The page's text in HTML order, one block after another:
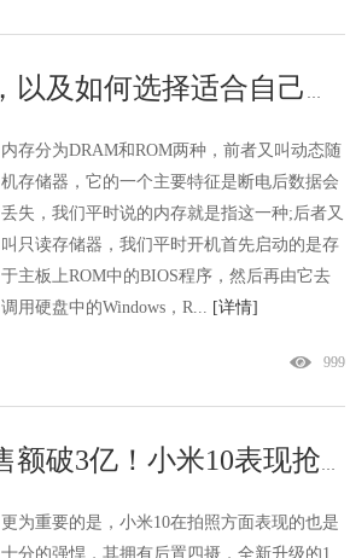
内存分为DRAM和ROM两种，前者又叫动态随
机存储器，它的一个主要特征是断电后数据会
丢失，我们平时说的内存就是指这一种;后者又
叫只读存储器，我们平时开机首先启动的是存
于主板上ROM中的BIOS程序，然后再由它去
调用硬盘中的Windows，R... [详情]
999
更为重要的是，小米10在拍照方面表现的也是
十分的强悍，其拥有后置四摄，全新升级的1